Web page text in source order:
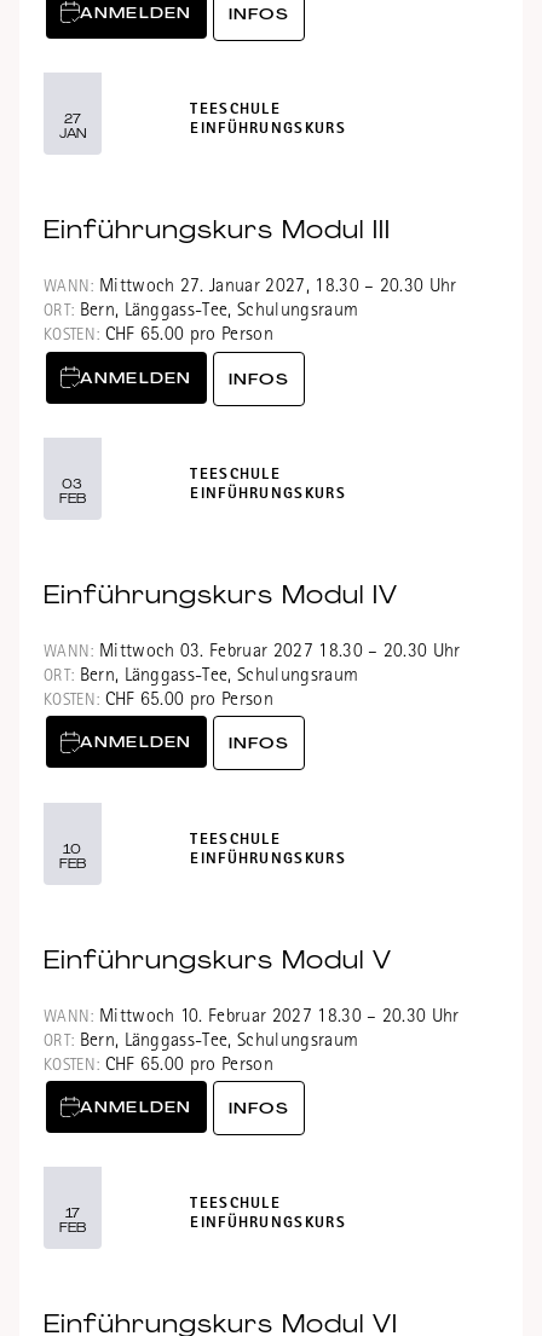
ANMELDEN INFOS
27
JAN
TEESCHULE
EINFÜHRUNGSKURS
Einführungskurs Modul III
WANN: Mittwoch 27. Januar 2027, 18.30 – 20.30 Uhr
ORT: Bern, Länggass-Tee, Schulungsraum
KOSTEN: CHF 65.00 pro Person
ANMELDEN INFOS
03
FEB
TEESCHULE
EINFÜHRUNGSKURS
Einführungskurs Modul IV
WANN: Mittwoch 03. Februar 2027 18.30 – 20.30 Uhr
ORT: Bern, Länggass-Tee, Schulungsraum
KOSTEN: CHF 65.00 pro Person
ANMELDEN INFOS
10
FEB
TEESCHULE
EINFÜHRUNGSKURS
Einführungskurs Modul V
WANN: Mittwoch 10. Februar 2027 18.30 – 20.30 Uhr
ORT: Bern, Länggass-Tee, Schulungsraum
KOSTEN: CHF 65.00 pro Person
ANMELDEN INFOS
17
FEB
TEESCHULE
EINFÜHRUNGSKURS
Einführungskurs Modul VI